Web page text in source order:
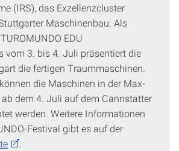
(IRS), das Exzellenzcluster
Maschinenbau. Als
EDU
vom 3. bis 4. Juli präsentiert die
die fertigen Traummaschinen.
die Maschinen in der Max-
dem 4. Juli auf dem Cannstatter
werden. Weitere Informationen
Festival gibt es auf der
.